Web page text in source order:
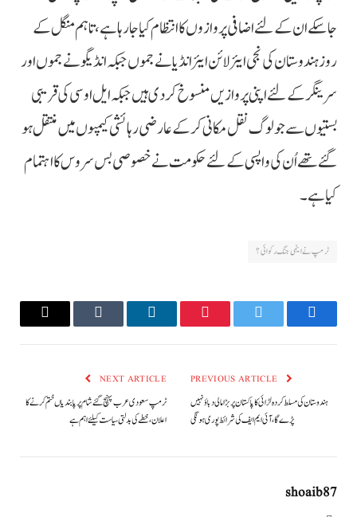
جاسکے ان کے لئے اضافی پروازوں کا انتظام کیا جارہا ہے، تاہم منگل کے
روز ہندوستان کی نجی ایئر لائن ایئرانڈیا نے جموں جبکہ انڈیگو نےجموں اور
سرینگر کے لئے اپنی پروازیں منسوخ کردی ہیں جبکہ ایل او سی کی قریبی
بستیوں سے جو لوگ نقل مکانی کرکے عارضی رہائشی کیمپوں میں منتقل ہو
گئے تھے اُن کی واپسی کے لئے حکومت نے خصوصی بس سروس کا اہتمام
کیا ہے۔
ٹرمپ نے ایٹمی جنگ رکوائی؟
Facebook
Twitter
Pinterest
LinkedIn
Tumblr
Email
ہندوستان کی مسلط کردہ لڑائی کا پاکستان پر بڑا مالی دباؤ نہیں
پڑے گا، آئی ایم ایف کی شرائط پوری ہونگی
NEXT ARTICLE
ٹرمپ سعودی عرب پہنچ گئے شام پر پابندیاں ختم کرنے کا
اعلان، خطے کی بدلتی سیاست کیلئے اہم ہے
shoaib87